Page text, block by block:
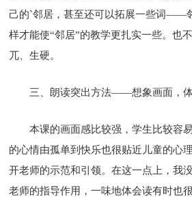
己的`邻居，甚至还可以拓展一些词——
样才能使“邻居”的教学更扎实一些。也
兀、生硬。
三、朗读突出方法——想象画面，体
本课的画面感比较强，学生比较容
的心情由孤单到快乐也很贴近儿童的心
开老师的示范和引领。在这一点上，我
老师的指导作用，一味地体会读有时也很